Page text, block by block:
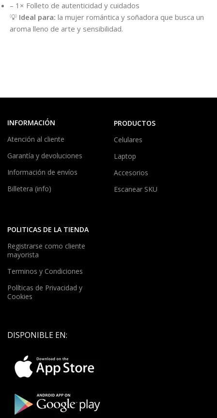
– 1× Folleto de autenticidad y cuidados
💡 Ideal para: la mujer romántica y soñadora que busca un
aroma lleno de arte y sensibilidad.
INFORMACIÓN
Atención al cliente
Garantía y devoluciones
Información de envíos
Billetera (info)
PRODUCTOS
Celulares
Laptop
Accesorios
Escanear SKU
POLITICAS DE LA TIENDA
Registrarse como cliente
mayorista
Terminos y Condiciones
Políticas de Privacidad y
Cookies
DISPONIBLE EN: